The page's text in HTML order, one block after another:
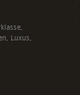
Luxus,